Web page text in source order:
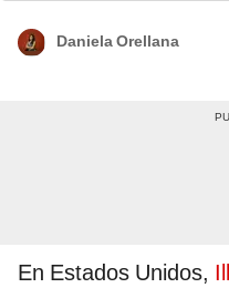
Daniela Orellana
En Estados Unidos,